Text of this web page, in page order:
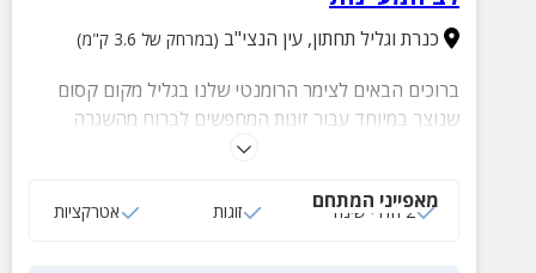
כנרת וגליל תחתון,עין הנצי"ב (במרחק של 3.6 ק"מ)
ברוכים הבאים לצימר הרומנטי שלנו בגליל מקום קסום
שנוצר במיוחד עבור זוגות המחפשים לברוח מהשגרה
שמזמינה אתכם ליהנות מרגעי פרטיות מוחלטים. כאן, בלב
מאפייני המתחם
2 חדרי שינה זוגות אטרקציות